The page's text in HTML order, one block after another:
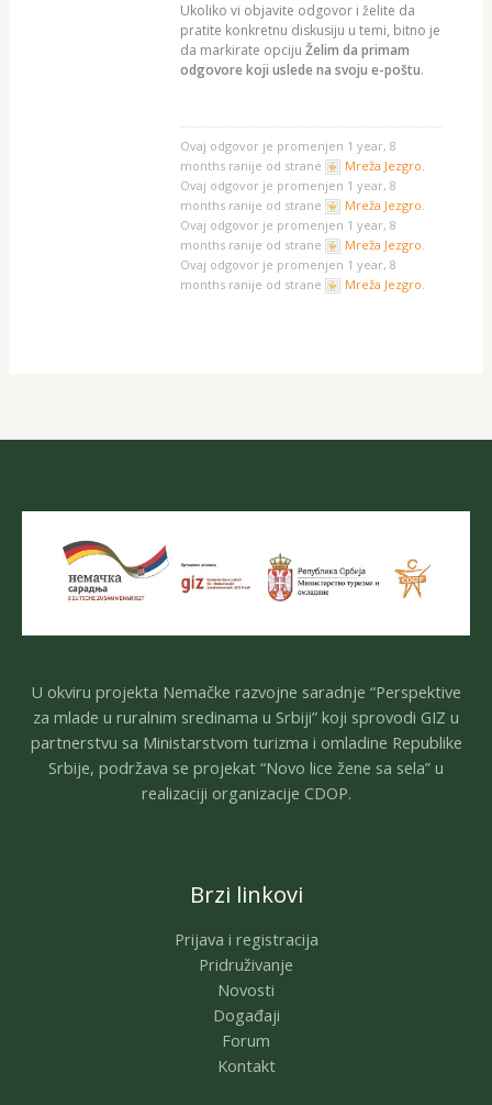
Ukoliko vi objavite odgovor i želite da
pratite konkretnu diskusiju u temi, bitno je
da markirate opcijuŽelim da primam
odgovore koji uslede na svoju e-poštu.
Ovaj odgovor je promenjen 1 year, 8
months ranije od strane
Mreža Jezgro.
Ovaj odgovor je promenjen 1 year, 8
months ranije od strane
Mreža Jezgro.
Ovaj odgovor je promenjen 1 year, 8
months ranije od strane
Mreža Jezgro.
Ovaj odgovor je promenjen 1 year, 8
months ranije od strane
Mreža Jezgro.
U okviru projekta Nemačke razvojne saradnje “Perspektive
za mlade u ruralnim sredinama u Srbiji” koji sprovodi GIZ u
partnerstvu sa Ministarstvom turizma i omladine Republike
Srbije, podržava se projekat “Novo lice žene sa sela” u
realizaciji organizacije CDOP.
Brzi linkovi
Prijava i registracija
Pridruživanje
Novosti
Događaji
Forum
Kontakt